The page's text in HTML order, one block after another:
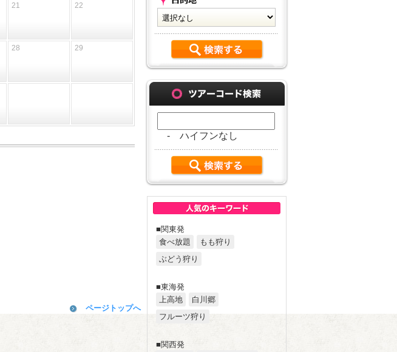
- ハイフンなし
■関東発
食べ放題
もも狩り
ぶどう狩り
■東海発
上高地
白川郷
フルーツ狩り
■関西発
21 22
28 29
ページトップへ